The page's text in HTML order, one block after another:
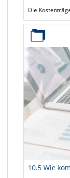
Die
10.5 Wie